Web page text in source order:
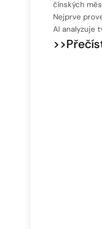
čínských
Nejprve
AI analyzuje